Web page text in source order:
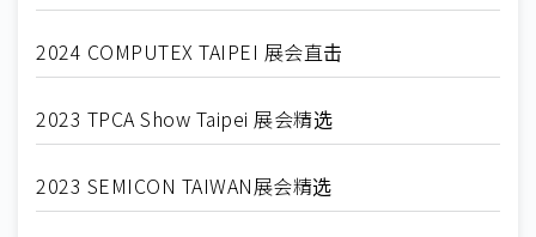
2024 COMPUTEX TAIPEI 展会直击
2023 TPCA Show Taipei 展会精选
2023 SEMICON TAIWAN展会精选